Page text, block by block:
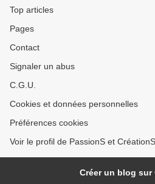
Top articles
Pages
Contact
Signaler un abus
C.G.U.
Cookies et données personnelles
Préférences cookies
Voir le profil de PassionS et
Créer un blog sur